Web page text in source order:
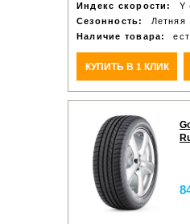
Индекс скорости:
Y
Сезонность:
Летняя
Наличие товара:
КУПИТЬ В 1 КЛИК